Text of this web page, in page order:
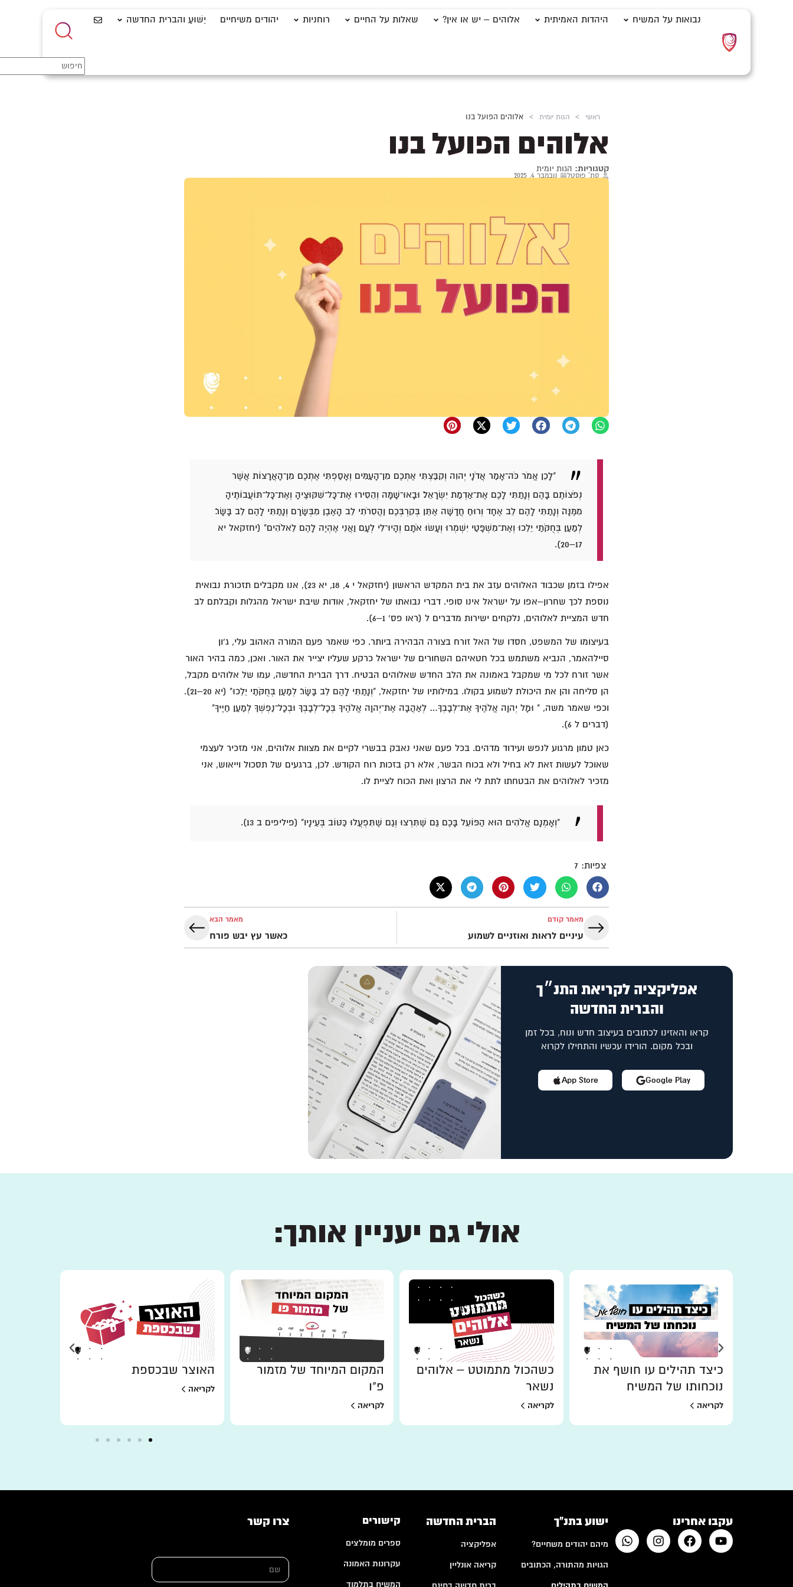
נבואות על המשיח היהדות האמיתית אלוהים – יש או אין? שאלות על החיים רוחניות יהודים משיחיים יֵשׁוּעַ והברית החדשה
ראשי > הגות יומית > אלוהים הפועל בנו
אלוהים הפועל בנו
קטגוריות: הגות יומית
סת' פוסטל נובמבר 4, 2025
"לָכֵן אֱמֹר כֹּה־אָמַר אֲדֹנָי יְהוִה וְקִבַּצְתִּי אֶתְכֶם מִן־הָעַמִּים וְאָסַפְתִּי אֶתְכֶם מִן־הָאֲרָצוֹת אֲשֶׁר
נְפֹצוֹתֶם בָּהֶם וְנָתַתִּי לָכֶם אֶת־אַדְמַת יִשְׂרָאֵל׃ וּבָאוּ־שָׁמָּה וְהֵסִירוּ אֶת־כָּל־שִׁקּוּצֶיהָ וְאֶת־כָּל־תּוֹעֲבוֹתֶיהָ
מִמֶּנָּה׃ וְנָתַתִּי לָהֶם לֵב אֶחָד וְרוּחַ חֲדָשָׁה אֶתֵּן בְּקִרְבְּכֶם וַהֲסִרֹתִי לֵב הָאֶבֶן מִבְּשָׂרָם וְנָתַתִּי לָהֶם לֵב בָּשָׂר׃
לְמַעַן בְּחֻקֹּתַי יֵלֵכוּ וְאֶת־מִשְׁפָּטַי יִשְׁמְרוּ וְעָשׂוּ אֹתָם וְהָיוּ־לִי לְעָם וַאֲנִי אֶהְיֶה לָהֶם לֵאלֹהִים" (יחזקאל יא
17–20).
אפילו בזמן שכבוד האלוהים עזב את בית המקדש הראשון (יחזקאל י 4, 18, יא 23), אנו מקבלים תזכורת נבואית
נוספת לכך שחרון–אפו על ישראל אינו סופי. דברי נבואתו של יחזקאל, אודות שיבת ישראל מהגלות וקבלתם לב
חדש המציית לאלוהים, נלקחים ישירות מדברים ל (ראו פס' 1–6).
בעיצומו של המשפט, חסדו של האל זורח בצורה הבהירה ביותר. כפי שאמר פעם המורה האהוב עלי, ג'ון
סיילהאמר, הנביא משתמש בכל חטאיהם השחורים של ישראל כרקע שעליו יצייר את האור. ואכן, כמה בהיר האור
אשר זורח לכל מי שמקבל באמונה את הלב החדש שאלוהים הבטיח. דרך הברית החדשה, עמו של אלוהים מקבל,
הן סליחה והן את היכולת לשמוע בקולו. במילותיו של יחזקאל, "וְנָתַתִּי לָהֶם לֵב בָּשָׂר׃ לְמַעַן בְּחֻקֹּתַי יֵלֵכוּ" (יא 20–21).
וכפי שאמר משה, " וּמָל יְהוָה אֱלֹהֶיךָ אֶת־לְבָבְךָ… לְאַהֲבָה אֶת־יְהוָה אֱלֹהֶיךָ בְּכָל־לְבָבְךָ וּבְכָל־נַפְשְׁךָ לְמַעַן חַיֶּיךָ"
(דברים ל 6).
כאן טמון מרגוע לנפש ועידוד מדהים. בכל פעם שאני נאבק בבשרי לקיים את מצוות אלוהים, אני מזכיר לעצמי
שאוכל לעשות זאת לא בחיל ולא בכוח הבשר, אלא רק בזכות רוח הקודש. לכן, ברגעים של תסכול וייאוש, אני
מזכיר לאלוהים את הבטחתו לתת לי את הרצון ואת הכוח לציית לו.
"וְאָמְנָם אֱלֹהִים הוּא הַפּוֹעֵל בָּכֶם גַּם שֶׁתִּרְצוּ וְגַם שֶׁתִּפְעֲלוּ כַּטּוֹב בְּעֵינָיו" (פיליפים ב 13).
צפיות: 7
מאמר קודם
עיניים לראות ואוזניים לשמוע
מאמר הבא
כאשר עץ יבש פורח
אפליקציה לקריאת התנ״ך
והברית החדשה
קראו והאזינו לכתובים בעיצוב חדש ונוח, בכל זמן
ובכל מקום. הורידו עכשיו והתחילו לקרוא
App Store Google Play
אולי גם יעניין אותך:
כיצד תהילים עו חושף את
נוכחותו של המשיח
לקריאה
כשהכול מתמוטט – אלוהים
נשאר
לקריאה
המקום המיוחד של מזמור
פ"ו
לקריאה
האוצר שבכספת
לקריאה
עקבו אחרינו ישוע בתנ"ך
מיהם יהודים משחיים?
הגויות מהתורה, הכתובים
הברית החדשה
אפליקציה
קריאה אונליין
קישורים
ספרים מומלצים
עקרונות האמונה
המשיח בתלמוד
צרו קשר
ש
*